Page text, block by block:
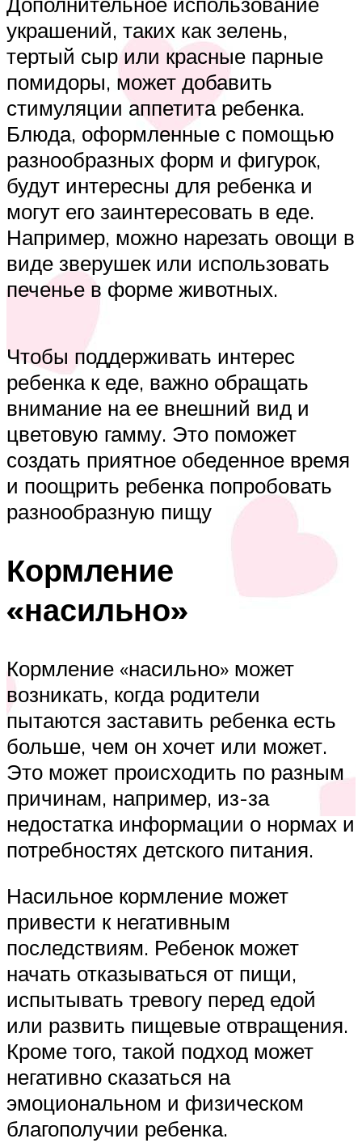
украшений, таких как зелень,
тертый сыр или красные парные
помидоры, может добавить
стимуляции аппетита ребенка.
Блюда, оформленные с помощью
разнообразных форм и фигурок,
будут интересны для ребенка и
могут его заинтересовать в еде.
Например, можно нарезать овощи в
виде зверушек или использовать
печенье в форме животных.
Чтобы поддерживать интерес
ребенка к еде, важно обращать
внимание на ее внешний вид и
цветовую гамму. Это поможет
создать приятное обеденное время
и поощрить ребенка попробовать
разнообразную пищу
Кормление
«насильно»
Кормление «насильно» может
возникать, когда родители
пытаются заставить ребенка есть
больше, чем он хочет или может.
Это может происходить по разным
причинам, например, из-за
недостатка информации о нормах и
потребностях детского питания.
Насильное кормление может
привести к негативным
последствиям. Ребенок может
начать отказываться от пищи,
испытывать тревогу перед едой
или развить пищевые отвращения.
Кроме того, такой подход может
негативно сказаться на
эмоциональном и физическом
благополучии ребенка.